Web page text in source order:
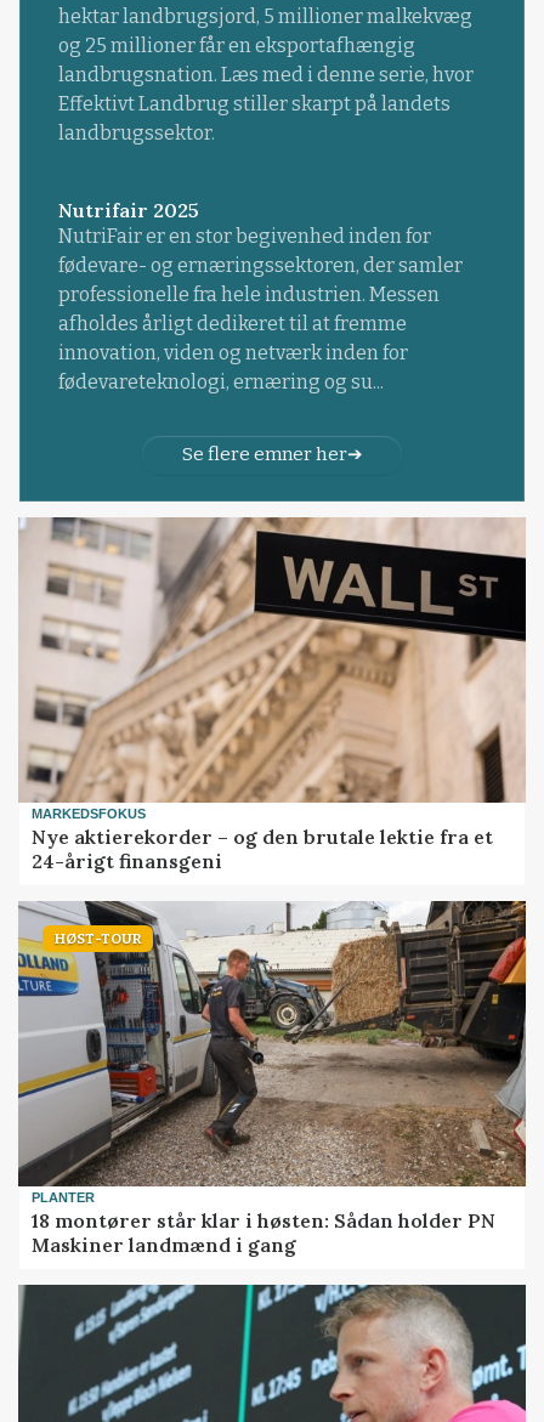
hektar landbrugsjord, 5 millioner malkekvæg
og 25 millioner får en eksportafhængig
landbrugsnation. Læs med i denne serie, hvor
Effektivt Landbrug stiller skarpt på landets
landbrugssektor.
Nutrifair 2025
NutriFair er en stor begivenhed inden for
fødevare- og ernæringssektoren, der samler
professionelle fra hele industrien. Messen
afholdes årligt dedikeret til at fremme
innovation, viden og netværk inden for
fødevareteknologi, ernæring og su...
Se flere emner her
MARKEDSFOKUS
Nye aktierekorder – og den brutale lektie fra et
24-årigt finansgeni
HØST-TOUR
PLANTER
18 montører står klar i høsten: Sådan holder PN
Maskiner landmænd i gang